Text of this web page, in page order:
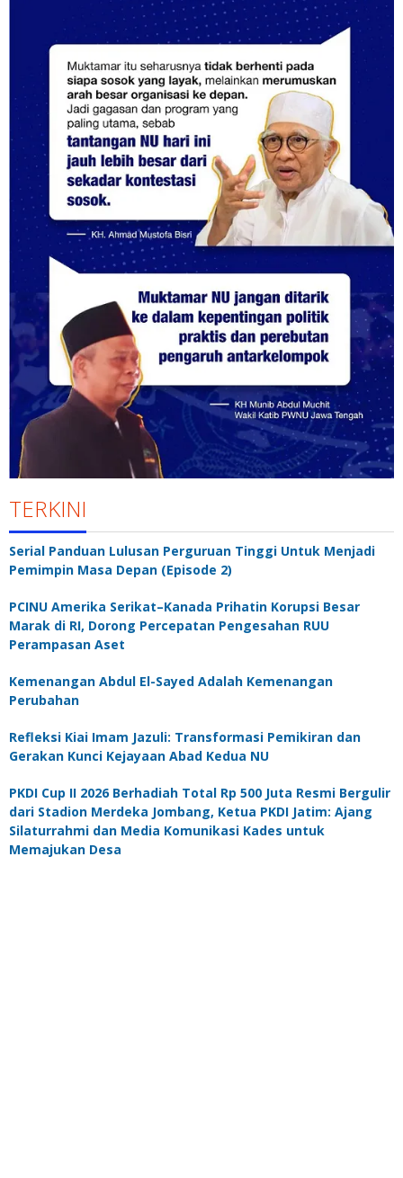
TERKINI
Serial Panduan Lulusan Perguruan Tinggi Untuk Menjadi
Pemimpin Masa Depan (Episode 2)
PCINU Amerika Serikat–Kanada Prihatin Korupsi Besar
Marak di RI, Dorong Percepatan Pengesahan RUU
Perampasan Aset
Kemenangan Abdul El-Sayed Adalah Kemenangan
Perubahan
Refleksi Kiai Imam Jazuli: Transformasi Pemikiran dan
Gerakan Kunci Kejayaan Abad Kedua NU
PKDI Cup II 2026 Berhadiah Total Rp 500 Juta Resmi Bergulir
dari Stadion Merdeka Jombang, Ketua PKDI Jatim: Ajang
Silaturrahmi dan Media Komunikasi Kades untuk
Memajukan Desa